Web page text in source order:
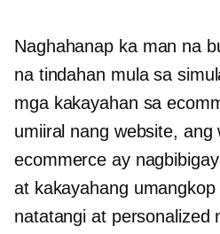
Naghahanap ka man na
na tindahan mula sa
mga kakayahan sa
umiiral nang website, ang
ecommerce ay
at kakayahang
natatangi at personalized